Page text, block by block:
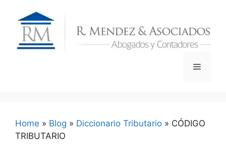
content
Menu
Home » Blog » Diccionario Tributario » CÓDIGO
TRIBUTARIO